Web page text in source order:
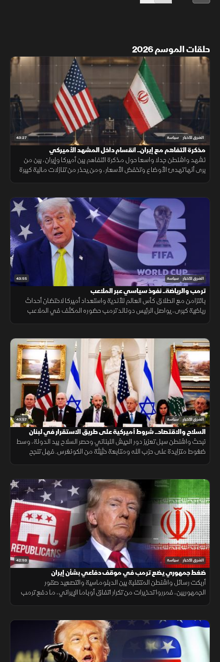
حلقات الموسم 2026
43:27 الشرق للأخبار سياسة
مذكرة التفاهم مع إيران.. انقسام داخل المشهد الأميركي
تشهد واشنطن جدلا واسعا حول مذكرة التفاهم بين أميركا وإيران، بين من
يرى أنها تهدئ الأوضاع وتخفض الأسعار، ومن يحذر من تنازلات مالية كبيرة
43:55 الشرق للأخبار سياسة
ترمب والرياضة.. نفوذ سياسي عبر الملاعب
بالتزامن مع انطلاق كأس العالم للأندية واستعداد أميركا لاحتضان أحداث
رياضية كبرى، يواصل الرئيس دونالد ترمب حضوره المكثف في الملاعب
43:57 الشرق للأخبار سياسة
السلاح والاقتصاد.. شروط أميركية على طريق الاستقرار في لبنان
تبحث واشنطن سبل تعزيز دور الجيش اللبناني وحصر السلاح بيد الدولة، وسط
ضغوط متزايدة على حزب الله ومتابعة حثيثة من الكونغرس. فهل تنجح
42:53 الشرق للأخبار سياسة
ضغط جمهوري يضع ترمب في موقف دفاعي بشأن إيران
أربكت رسائل واشنطن المتقلبة بين الدبلوماسية والتصعيد صقور
الجمهوريين، فمرروا تحذيرات من تكرار اتفاق أوباما الإيراني، ما دفع ترمب